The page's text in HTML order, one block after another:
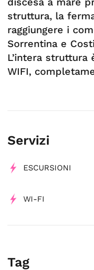
struttura, la
raggiungere i
Sorrentina e
L’intera struttura
WIFI,
Servizi
ESCURSIONI
WI-FI
Tag